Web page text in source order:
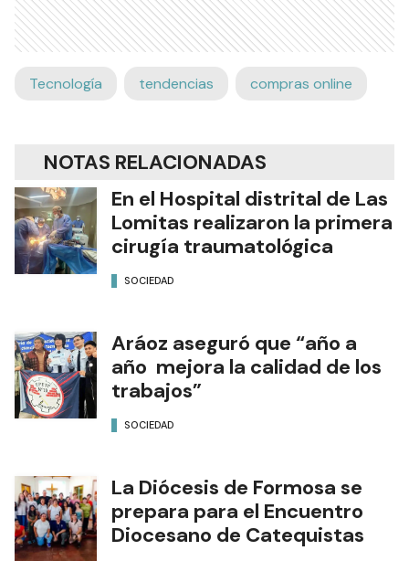
Tecnología tendencias compras online
NOTAS RELACIONADAS
En el Hospital distrital de Las
Lomitas realizaron la primera
cirugía traumatológica
SOCIEDAD
Aráoz aseguró que “año a
año mejora la calidad de los
trabajos”
SOCIEDAD
La Diócesis de Formosa se
prepara para el Encuentro
Diocesano de Catequistas